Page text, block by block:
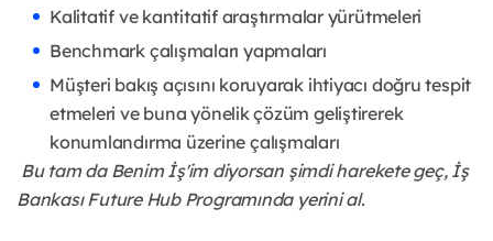
Kalitatif ve kantitatif araştırmalar yürütmeleri
Benchmark çalışmaları yapmaları
Müşteri bakış açısını koruyarak ihtiyacı doğru tespit
etmeleri ve buna yönelik çözüm geliştirerek
konumlandırma üzerine çalışmaları
Bu tam da Benim İş'im diyorsan şimdi harekete geç, İş
Bankası Future Hub Programında yerini al.